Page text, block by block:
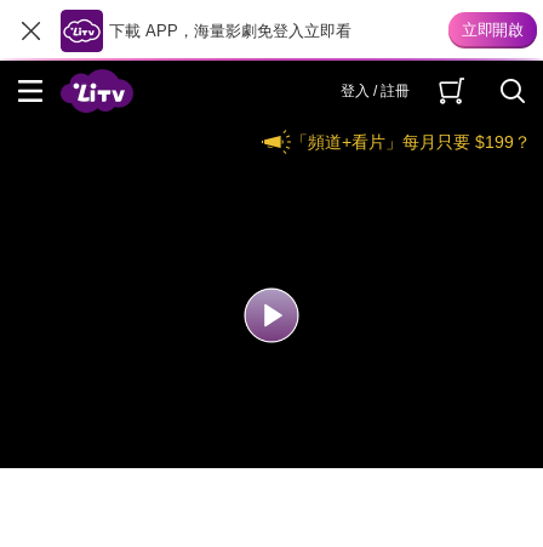
下載 APP，海量影劇免登入立即看
登入 / 註冊
「頻道+看片」每月只要 $199？